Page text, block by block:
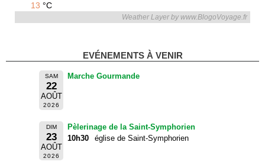
13 °C
Weather Layer by www.BlogoVoyage.fr
EVÉNEMENTS À VENIR
SAM
22
AOÛT
2026
Marche Gourmande
DIM
23
AOÛT
2026
Pèlerinage de la Saint-Symphorien
10h30
église de Saint-Symphorien